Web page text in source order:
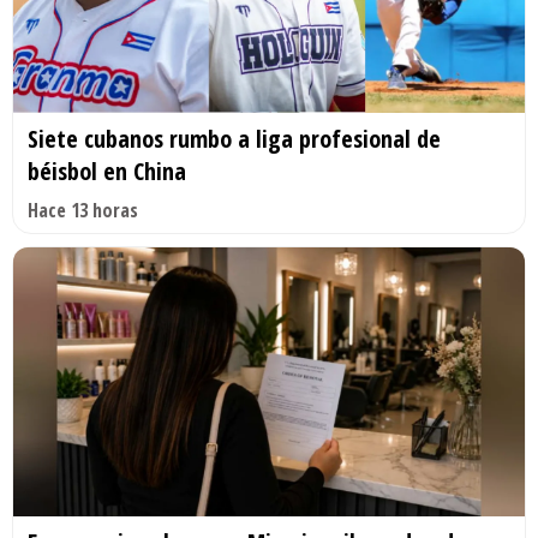
Siete cubanos rumbo a liga profesional de
béisbol en China
Hace 13 horas